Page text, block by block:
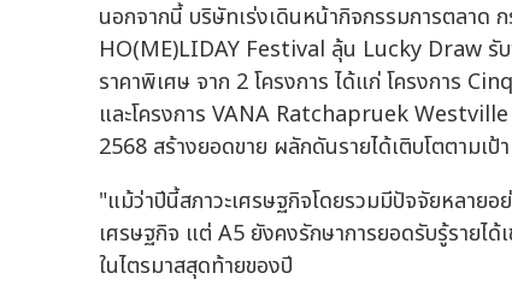
นอกจากนี้ บริษัทเร่งเดินหน้ากิจกรรมการตลาด
HO(ME)LIDAY Festival ลุ้น Lucky Draw รั
ราคาพิเศษ จาก 2 โครงการ ได้แก่ โครงการ
และโครงการ VANA Ratchapruek
2568 สร้างยอดขาย ผลักดันรายได้เติบโตตามเป้
"แม้ว่าปีนี้สภาวะเศรษฐกิจโดยรวมมีปัจจัยหลาย
เศรษฐกิจ แต่ A5 ยังคงรักษาการยอดรับรู้รายได้
ในไตรมาสสุดท้ายของปี